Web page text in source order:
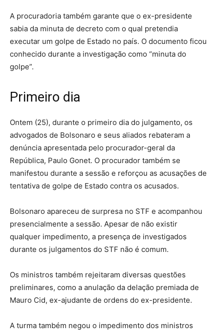
A procuradoria também garante que o ex-presidente
sabia da minuta de decreto com o qual pretendia
executar um golpe de Estado no país. O documento ficou
conhecido durante a investigação como “minuta do
golpe”.
Primeiro dia
Ontem (25), durante o primeiro dia do julgamento, os
advogados de Bolsonaro e seus aliados rebateram a
denúncia apresentada pelo procurador-geral da
República, Paulo Gonet. O procurador também se
manifestou durante a sessão e reforçou as acusações de
tentativa de golpe de Estado contra os acusados.
Bolsonaro apareceu de surpresa no STF e acompanhou
presencialmente a sessão. Apesar de não existir
qualquer impedimento, a presença de investigados
durante os julgamentos do STF não é comum.
Os ministros também rejeitaram diversas questões
preliminares, como a anulação da delação premiada de
Mauro Cid, ex-ajudante de ordens do ex-presidente.
A turma também negou o impedimento dos ministros